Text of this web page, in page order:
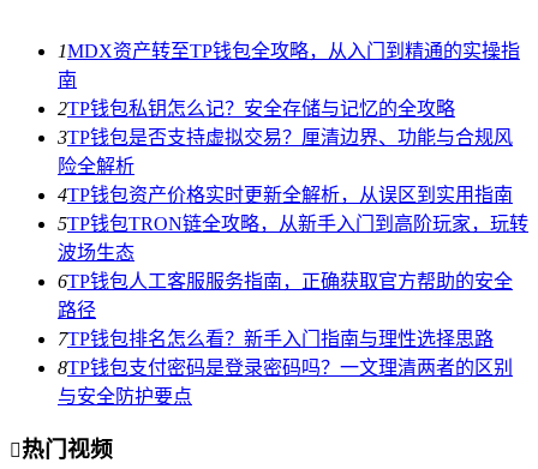
1MDX资产转至TP钱包全攻略，从入门到精通的实操指
南
2TP钱包私钥怎么记？安全存储与记忆的全攻略
3TP钱包是否支持虚拟交易？厘清边界、功能与合规风
险全解析
4TP钱包资产价格实时更新全解析，从误区到实用指南
5TP钱包TRON链全攻略，从新手入门到高阶玩家，玩转
波场生态
6TP钱包人工客服服务指南，正确获取官方帮助的安全
路径
7TP钱包排名怎么看？新手入门指南与理性选择思路
8TP钱包支付密码是登录密码吗？一文理清两者的区别
与安全防护要点
热门视频